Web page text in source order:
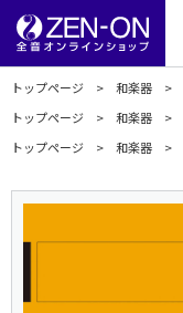
トップページ 和楽器
トップページ
和楽器
トップページ
和楽器